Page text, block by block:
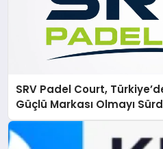
SRV Padel Court,
Güçlü Markası Olmayı